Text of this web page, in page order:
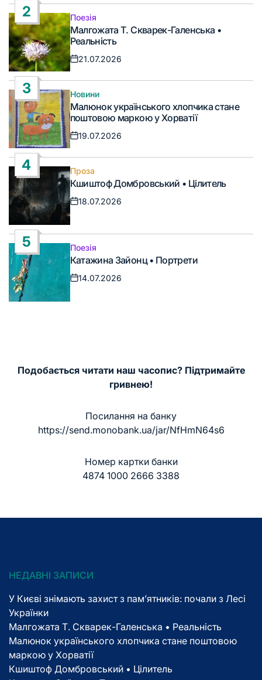
2
Опублікувати
у
Поезія
Малгожата Т. Скварек-Галенська •
Реальність
Дата
21.07.2026
3
Опублікувати
у
Новини
Малюнок українського хлопчика стане
поштовою маркою у Хорватії
Дата
19.07.2026
4
Опублікувати
у
Проза
Кшиштоф Домбровський • Цілитель
Дата
запису
18.07.2026
5
Опублікувати
у
Поезія
Катажина Зайонц • Портрети
Дата
14.07.2026
Подобається читати наш часопис? Підтримайте
гривнею!
Посилання на банку
https://send.monobank.ua/jar/NfHmN64s6
Номер картки банки
4874 1000 2666 3388
НЕДАВНІ ЗАПИСИ
У Києві знімають захист з пам’ятників: почали з Лесі
Українки
Малгожата Т. Скварек-Галенська • Реальність
Малюнок українського хлопчика стане поштовою
маркою у Хорватії
Кшиштоф Домбровський • Цілитель